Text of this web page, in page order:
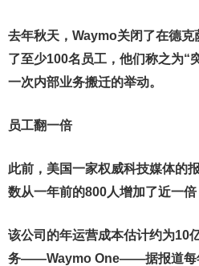
去年秋天，Waymo关闭了在德
了至少100名员工，他们称之为“
一次内部业务搬迁的举动。
员工翻一倍
此前，美国一家权威科技媒体的
数从一年前的800人增加了近一倍
该公司的年运营成本估计约为10
务——Waymo One——据报道每